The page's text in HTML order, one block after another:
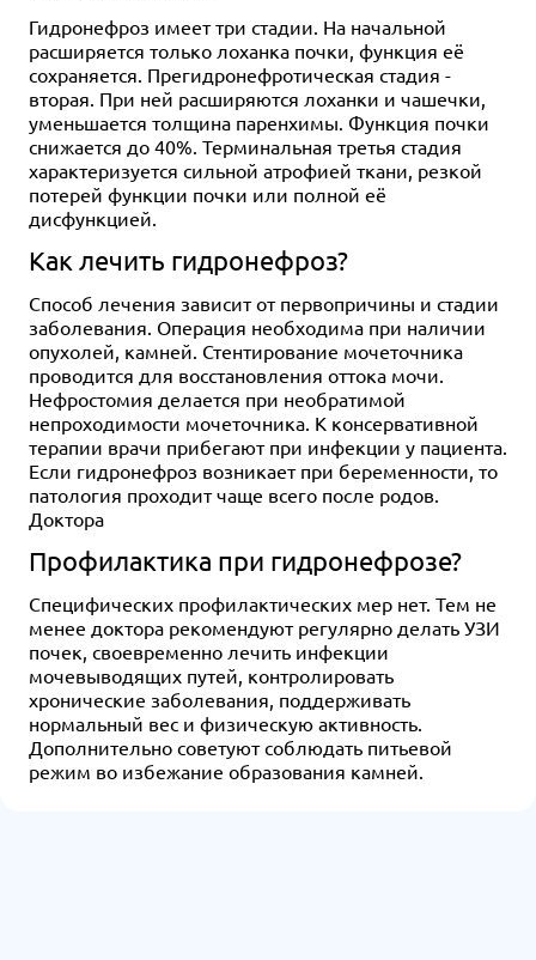
Гидронефроз имеет три стадии. На начальной
расширяется только лоханка почки, функция её
сохраняется. Прегидронефротическая стадия -
вторая. При ней расширяются лоханки и чашечки,
уменьшается толщина паренхимы. Функция почки
снижается до 40%. Терминальная третья стадия
характеризуется сильной атрофией ткани, резкой
потерей функции почки или полной её
дисфункцией.
Как лечить гидронефроз?
Способ лечения зависит от первопричины и стадии
заболевания. Операция необходима при наличии
опухолей, камней. Стентирование мочеточника
проводится для восстановления оттока мочи.
Нефростомия делается при необратимой
непроходимости мочеточника. К консервативной
терапии врачи прибегают при инфекции у пациента.
Если гидронефроз возникает при беременности, то
патология проходит чаще всего после родов.
Доктора
Профилактика при гидронефрозе?
Специфических профилактических мер нет. Тем не
менее доктора рекомендуют регулярно делать УЗИ
почек, своевременно лечить инфекции
мочевыводящих путей, контролировать
хронические заболевания, поддерживать
нормальный вес и физическую активность.
Дополнительно советуют соблюдать питьевой
режим во избежание образования камней.